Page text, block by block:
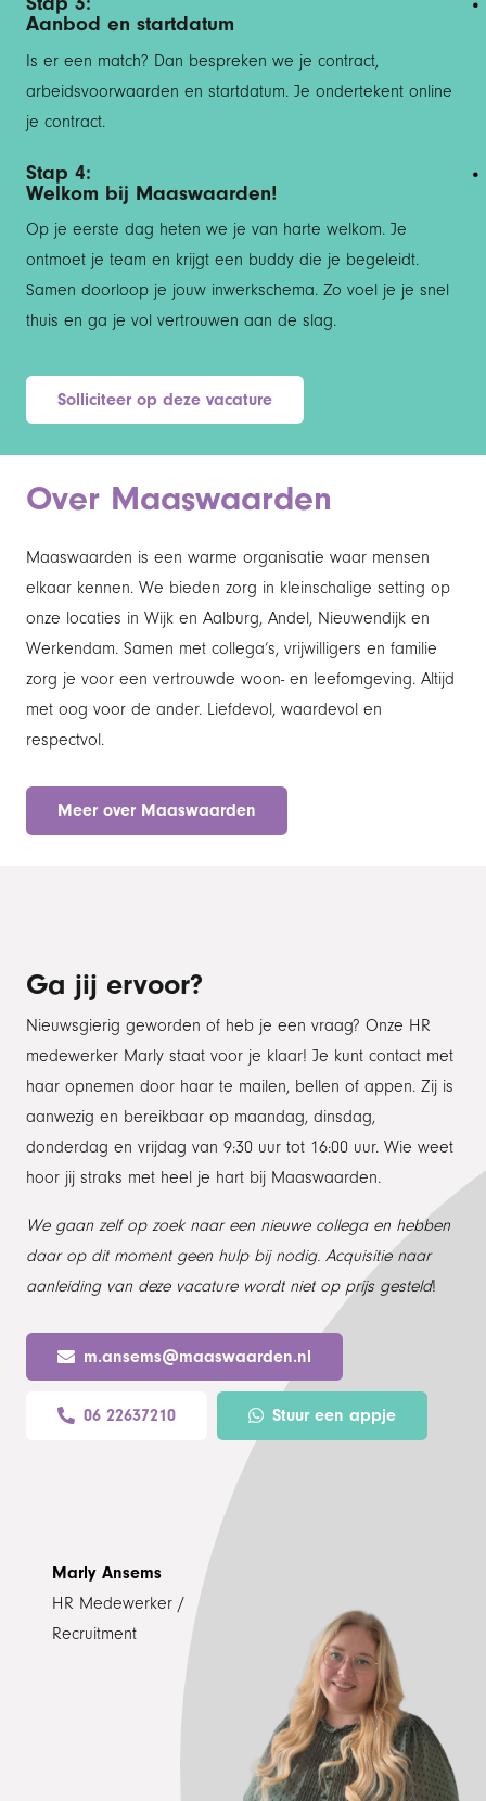
Aanbod en startdatum
Is er een match? Dan bespreken we je contract,
arbeidsvoorwaarden en startdatum. Je ondertekent online
je contract.
Stap 4:
Welkom bij Maaswaarden!
Op je eerste dag heten we je van harte welkom. Je
ontmoet je team en krijgt een buddy die je begeleidt.
Samen doorloop je jouw inwerkschema. Zo voel je je snel
thuis en ga je vol vertrouwen aan de slag.
Solliciteer op deze vacature
Over Maaswaarden
Maaswaarden is een warme organisatie waar mensen
elkaar kennen. We bieden zorg in kleinschalige setting op
onze locaties in Wijk en Aalburg, Andel, Nieuwendijk en
Werkendam. Samen met collega’s, vrijwilligers en familie
zorg je voor een vertrouwde woon- en leefomgeving. Altijd
met oog voor de ander. Liefdevol, waardevol en
respectvol.
Meer over Maaswaarden
Ga jij ervoor?
Nieuwsgierig geworden of heb je een vraag? Onze HR
medewerker Marly staat voor je klaar! Je kunt contact met
haar opnemen door haar te mailen, bellen of appen. Zij is
aanwezig en bereikbaar op maandag, dinsdag,
donderdag en vrijdag van 9:30 uur tot 16:00 uur. Wie weet
hoor jij straks met heel je hart bij Maaswaarden.
We gaan zelf op zoek naar een nieuwe collega en hebben
daar op dit moment geen hulp bij nodig. Acquisitie naar
aanleiding van deze vacature wordt niet op prijs gesteld!
m.ansems@maaswaarden.nl
06 22637210 Stuur een appje
Marly Ansems
HR Medewerker /
Recruitment